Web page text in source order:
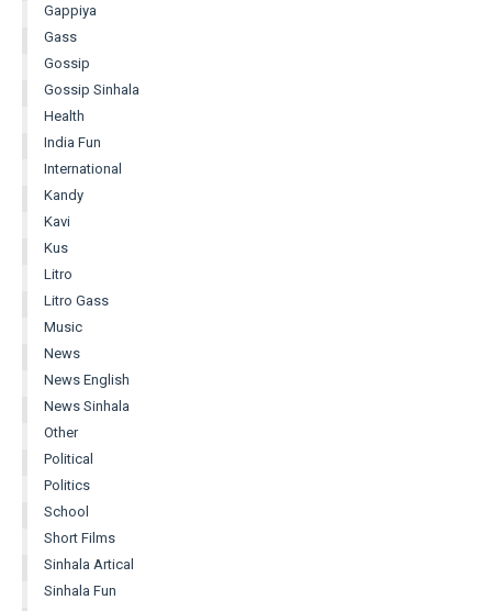
Gappiya
Gass
Gossip
Gossip Sinhala
Health
India Fun
International
Kandy
Kavi
Kus
Litro
Litro Gass
Music
News
News English
News Sinhala
Other
Political
Politics
School
Short Films
Sinhala Artical
Sinhala Fun